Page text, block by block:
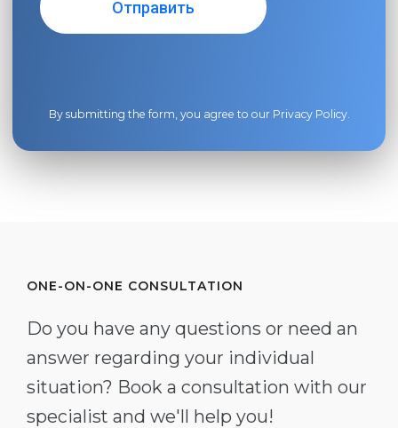
By submitting the form, you agree to our Privacy Policy.
ONE-ON-ONE CONSULTATION
Do you have any questions or need an
answer regarding your individual
situation? Book a consultation with our
specialist and we'll help you!